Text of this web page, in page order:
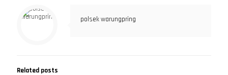
polsek warungpring
Related posts